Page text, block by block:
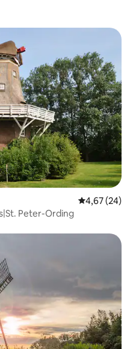
Évaluation
4,67 (24)
Peter-Ording